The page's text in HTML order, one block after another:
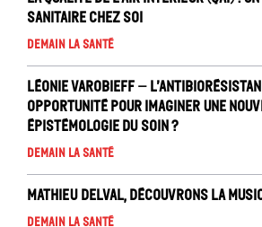
sanitaire chez soi
Demain la santé
Léonie Varobieff –
opportunité pour imaginer une
épistémologie du soin ?
Demain la santé
Mathieu Delval, Découvrons la
Demain la santé